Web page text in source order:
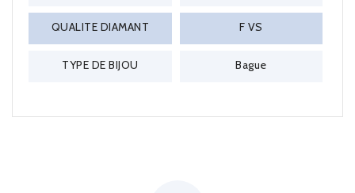
QUALITE DIAMANT F VS
TYPE DE BIJOU Bague